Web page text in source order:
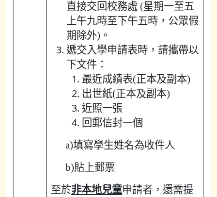
直接交回校務處 (星期一至五
上午九時至下午五時，公眾假
期除外)。
遞交入學申請表時，請攜帶以
下文件：
最近成績表(正本及副本)
出世紙(正本及副本)
近照一張
回郵信封一個
a)填寫學生姓名為收件人
b)貼上郵票
至於非本地兒童申請者，還需提